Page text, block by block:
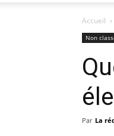
Accueil
Non
Par La